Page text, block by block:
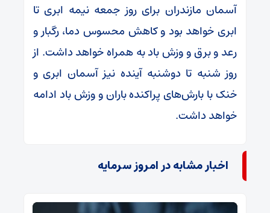
آسمان مازندران برای روز جمعه نیمه ابری تا
ابری خواهد بود و کاهش محسوس دما، رگبار و
رعد و برق و وزش باد به همراه خواهد داشت. از
روز شنبه تا دوشنبه آینده نیز آسمان ابری و
خنک با بارش‌های پراکنده باران و وزش باد ادامه
خواهد داشت.
اخبار مشابه در امروز سرمایه